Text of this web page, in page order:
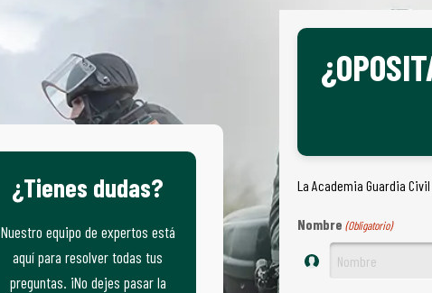
¿Tienes dudas?
Nuestro equipo de expertos está
aquí para resolver todas tus
preguntas. ¡No dejes pasar la
La Academia Guardia
Nombre (Obligatorio)